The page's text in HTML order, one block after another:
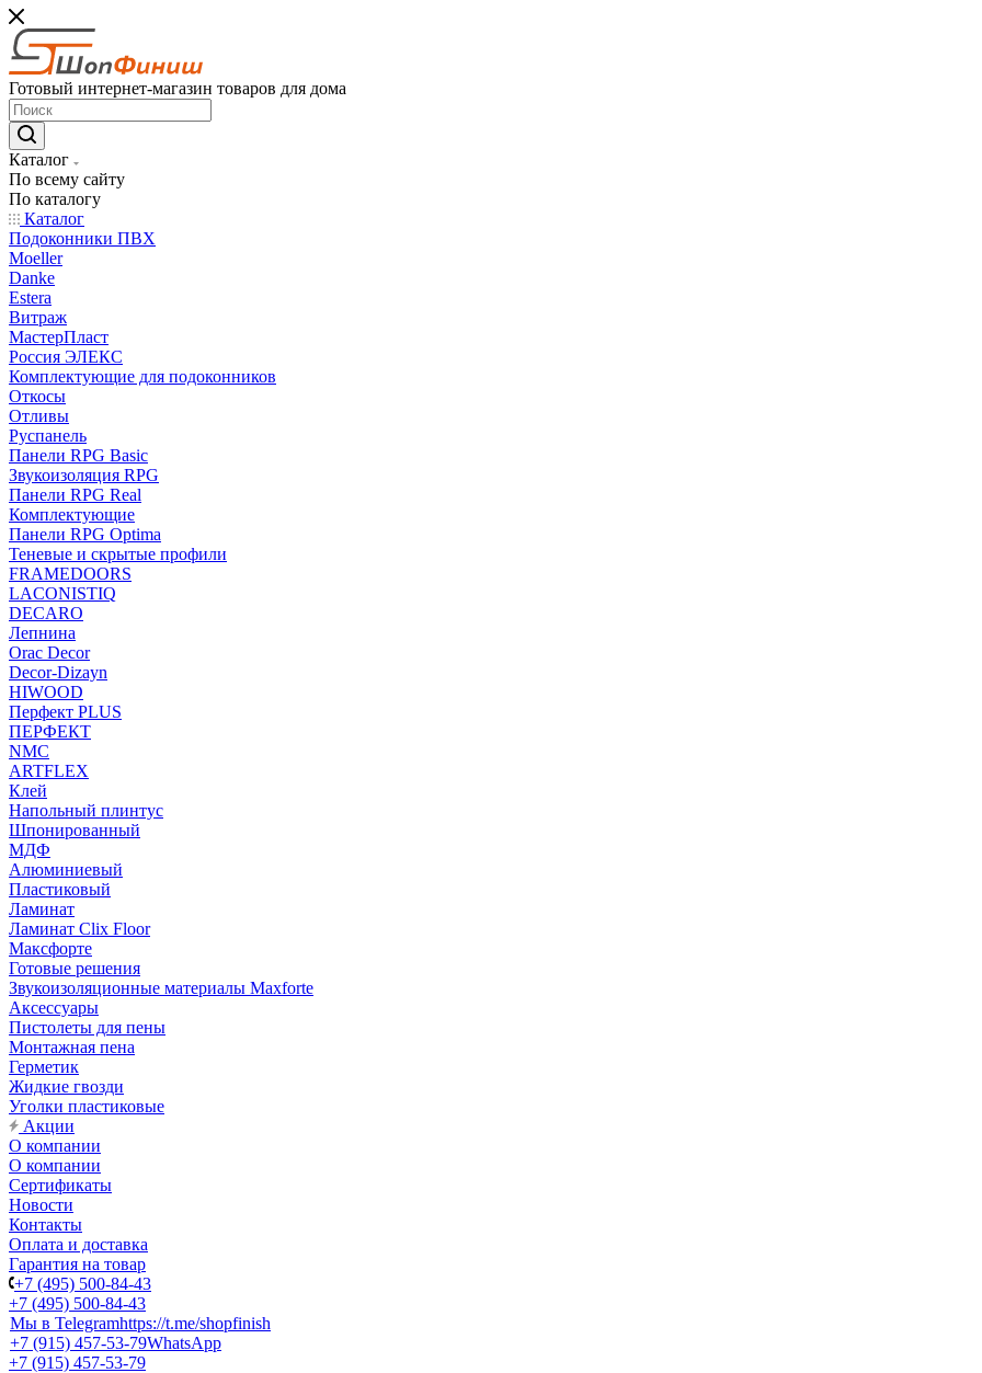
Готовый интернет-магазин товаров для дома
Каталог
По всему сайту
По каталогу
Каталог
Подоконники ПВХ
Moeller
Danke
Estera
Витраж
МастерПласт
Россия ЭЛЕКС
Комплектующие для подоконников
Откосы
Отливы
Руспанель
Панели RPG Basic
Звукоизоляция RPG
Панели RPG Real
Комплектующие
Панели RPG Optima
Теневые и скрытые профили
FRAMEDOORS
LACONISTIQ
DECARO
Лепнина
Orac Decor
Decor-Dizayn
HIWOOD
Перфект PLUS
ПЕРФЕКТ
NMC
ARTFLEX
Клей
Напольный плинтус
Шпонированный
МДФ
Алюминиевый
Пластиковый
Ламинат
Ламинат Clix Floor
Максфорте
Готовые решения
Звукоизоляционные материалы Maxforte
Аксессуары
Пистолеты для пены
Монтажная пена
Герметик
Жидкие гвозди
Уголки пластиковые
Акции
О компании
О компании
Сертификаты
Новости
Контакты
Оплата и доставка
Гарантия на товар
+7 (495) 500-84-43
+7 (495) 500-84-43
Мы в Telegramhttps://t.me/shopfinish
+7 (915) 457-53-79WhatsApp
+7 (915) 457-53-79